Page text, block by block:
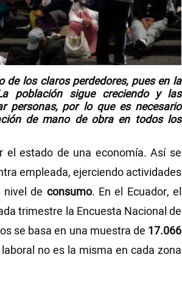
los claros perdedores, pues en la
población sigue creciendo y las
personas, por lo que es necesario
de mano de obra en todos los
estado de una economía. Así se
empleada, ejerciendo actividades
de consumo. En el Ecuador, el
trimestre la Encuesta Nacional de
se basa en una muestra de 17.066
no es la misma en cada zona